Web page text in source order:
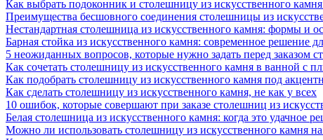
Как выбрать подоконник и столешницу из искусственного
Преимущества бесшовного соединения столешницы из
Нестандартная столешница из искусственного камня: формы и
Барная стойка из искусственного камня: современное решение
5 неожиданных вопросов, которые нужно задать перед заказом
Как сочетать столешницу из искусственного камня в ванной с
Как подобрать столешницу из искусственного камня под
Как сделать столешницу из искусственного камня, не как у всех
10 ошибок, которые совершают при заказе столешниц из
Белая столешница из искусственного камня: когда это удачное
Можно ли использовать столешницу из искусственного камня